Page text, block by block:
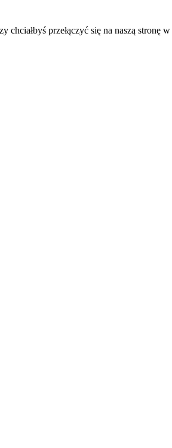
chciałbyś przełączyć się na naszą